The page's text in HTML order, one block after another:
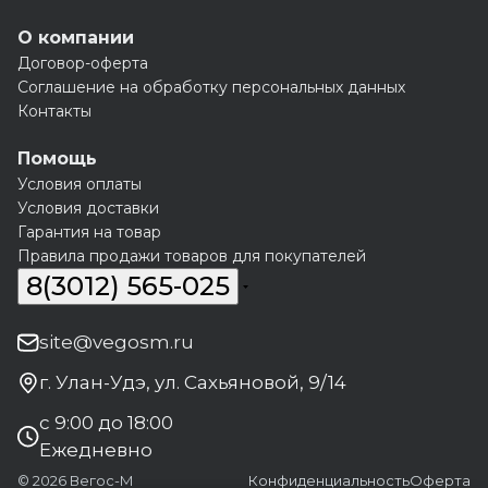
О компании
Договор-оферта
Соглашение на обработку персональных данных
Контакты
Помощь
Условия оплаты
Условия доставки
Гарантия на товар
Правила продажи товаров для покупателей
8(3012) 565-025
site@vegosm.ru
г. Улан-Удэ, ул. Сахьяновой, 9/14
с 9:00 до 18:00
Ежедневно
© 2026 Вегос-М КонфиденциальностьОферта